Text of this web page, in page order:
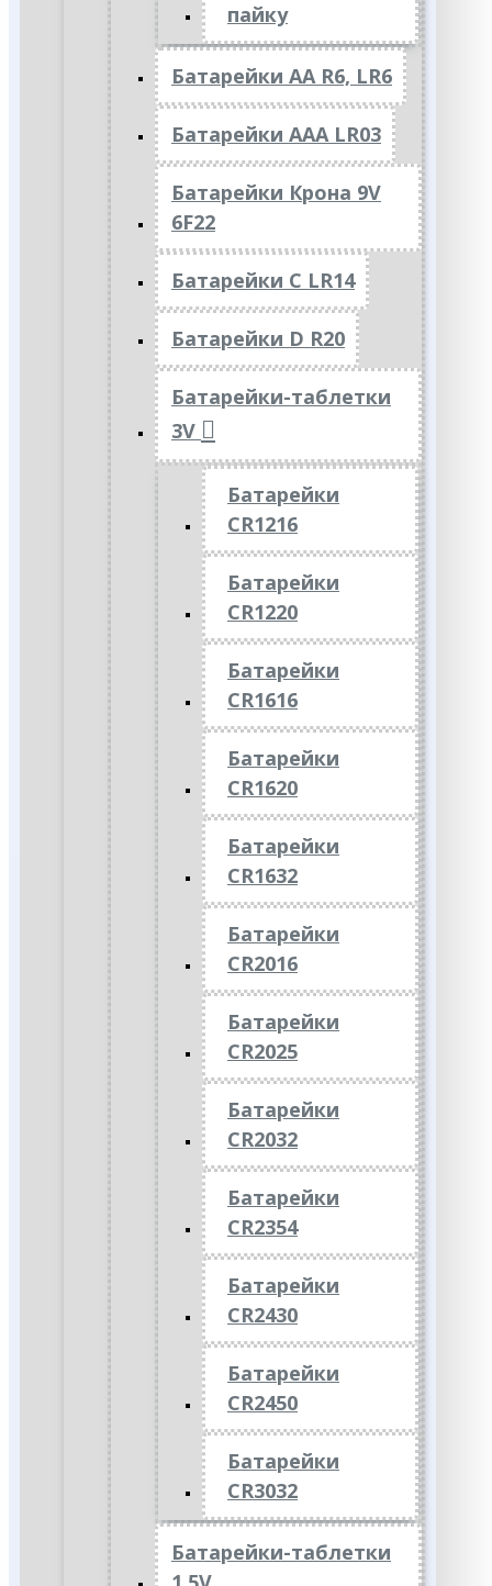
пайку
Батарейки АА R6, LR6
Батарейки АAА LR03
Батарейки Крона 9V
6F22
Батарейки C LR14
Батарейки D R20
Батарейки-таблетки
3V
Батарейки
CR1216
Батарейки
CR1220
Батарейки
CR1616
Батарейки
CR1620
Батарейки
CR1632
Батарейки
CR2016
Батарейки
CR2025
Батарейки
CR2032
Батарейки
CR2354
Батарейки
CR2430
Батарейки
CR2450
Батарейки
CR3032
Батарейки-таблетки